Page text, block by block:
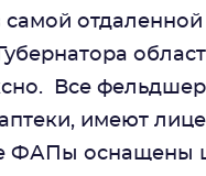
отдаленной
Все
аптеки, имеют
ФАПы